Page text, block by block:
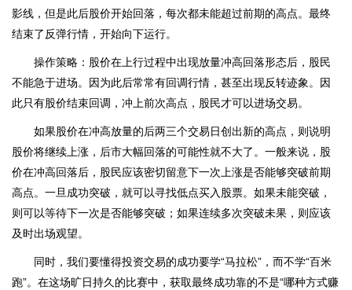
影线，但是此后股价开始回落，每次都未能超过前期的高点。最终
结束了反弹行情，开始向下运行。
操作策略：股价在上行过程中出现放量冲高回落形态后，股民
不能急于进场。因为此后常常有回调行情，甚至出现反转迹象。因
此只有股价结束回调，冲上前次高点，股民才可以进场交易。
如果股价在冲高放量的后两三个交易日创出新的高点，则说明
股价将继续上涨，后市大幅回落的可能性就不大了。一般来说，股
价在冲高回落后，股民应该密切留意下一次上涨是否能够突破前期
高点。一旦成功突破，就可以寻找低点买入股票。如果未能突破，
则可以等待下一次是否能够突破；如果连续多次突破未果，则应该
及时出场观望。
同时，我们要懂得投资交易的成功要学“马拉松”，而不学“百米
跑”。在这场旷日持久的比赛中，获取最终成功靠的不是“哪种方式赚